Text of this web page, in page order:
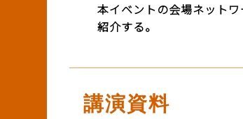
本イベントの会場ネット
紹介する。
講演資料